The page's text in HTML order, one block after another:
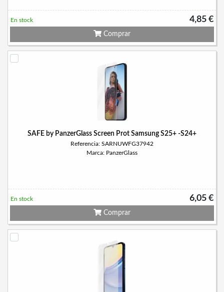
4,85 €
En stock
Comprar
SAFE by PanzerGlass Screen Prot Samsung S25+ -S24+
Referencia: SARNUWFG37942
Marca: PanzerGlass
6,05 €
En stock
Comprar